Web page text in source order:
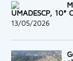
UMADESCP, 10ª
13/05/2026